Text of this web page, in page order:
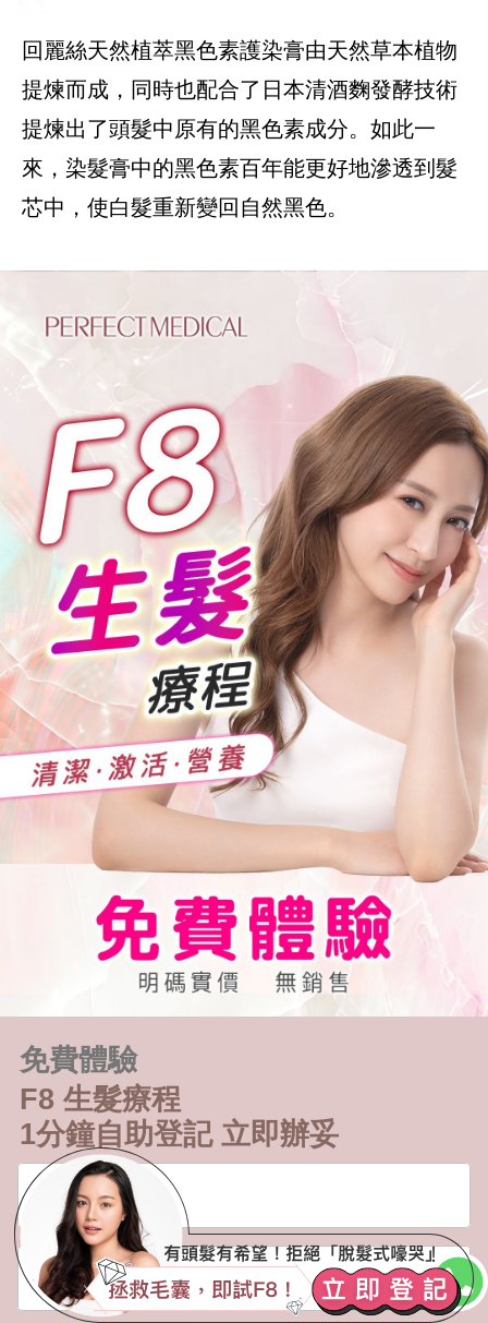
回麗絲天然植萃黑色素護染膏由天然草本植物
提煉而成，同時也配合了日本清酒麴發酵技術
提煉出了頭髮中原有的黑色素成分。如此一
來，染髮膏中的黑色素百年能更好地滲透到髮
芯中，使白髮重新變回自然黑色。
免費體驗
F8 生髮療程
1分鐘自助登記 立即辦妥